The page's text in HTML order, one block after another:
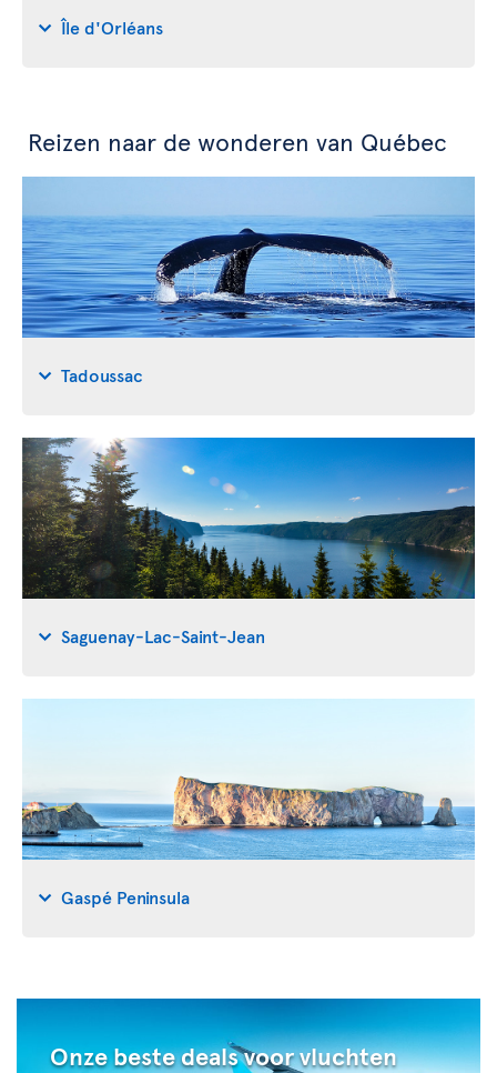
Île d'Orléans
Reizen naar de wonderen van Québec
Tadoussac
Saguenay-Lac-Saint-Jean
Gaspé Peninsula
Onze beste deals voor vluchten